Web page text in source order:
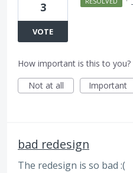
3
VOTE
How important is this to you?
Not at all
Important
bad redesign
The redesign is so bad :(